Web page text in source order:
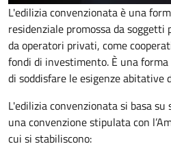
L'edilizia convenzionata è una
residenziale promossa da
da operatori privati, come
fondi di investimento. È una forma
di soddisfare le esigenze abitative
L'edilizia convenzionata si basa
una convenzione stipulata con
cui si stabiliscono: